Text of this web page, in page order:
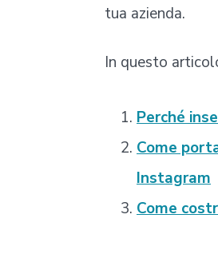
tua azienda.
In questo
Perché
Come
Instagram
Come